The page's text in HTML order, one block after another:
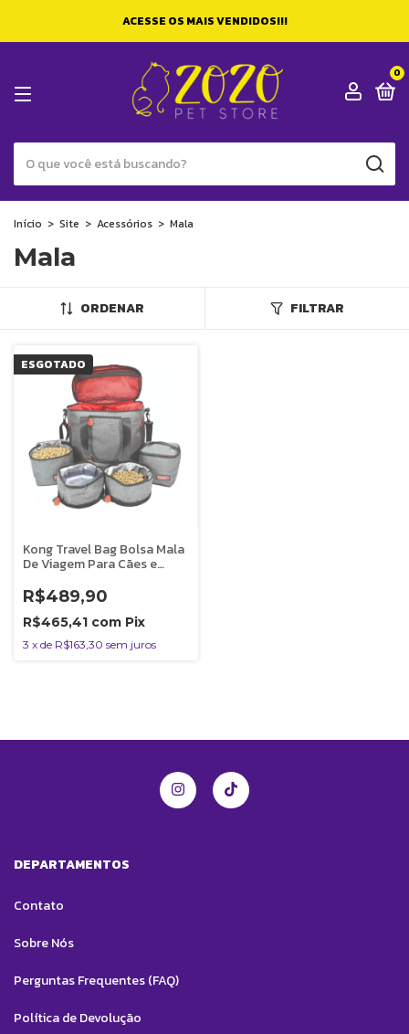
ACESSE OS MAIS VENDIDOS!!!
0
Início > Site > Acessórios > Mala
Mala
ORDENAR FILTRAR
ESGOTADO
Kong Travel Bag Bolsa Mala
De Viagem Para Cães e
R$489,90
R$465,41 com Pix
3 x de R$163,30 sem juros
DEPARTAMENTOS
Contato
Sobre Nós
Perguntas Frequentes (FAQ)
Política de Devolução